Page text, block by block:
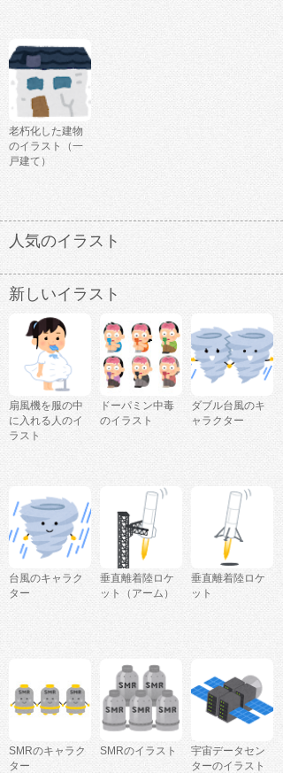
老朽化した建物
のイラスト（一
戸建て）
人気のイラスト
新しいイラスト
扇風機を服の中
に入れる人のイ
ラスト
ドーパミン中毒
のイラスト
ダブル台風のキ
ャラクター
台風のキャラク
ター
垂直離着陸ロケ
ット（アーム）
垂直離着陸ロケ
ット
SMRのキャラク
ター
SMRのイラスト
宇宙データセン
ターのイラスト